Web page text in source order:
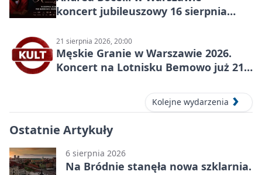
koncert jubileuszowy 16 sierpnia
21 sierpnia 2026, 20:00
Męskie Granie w Warszawie 2026.
Koncert na Lotnisku Bemowo już 21
Kolejne wydarzenia
Ostatnie Artykuły
6 sierpnia 2026
Na Bródnie stanęła nowa szklarnia.